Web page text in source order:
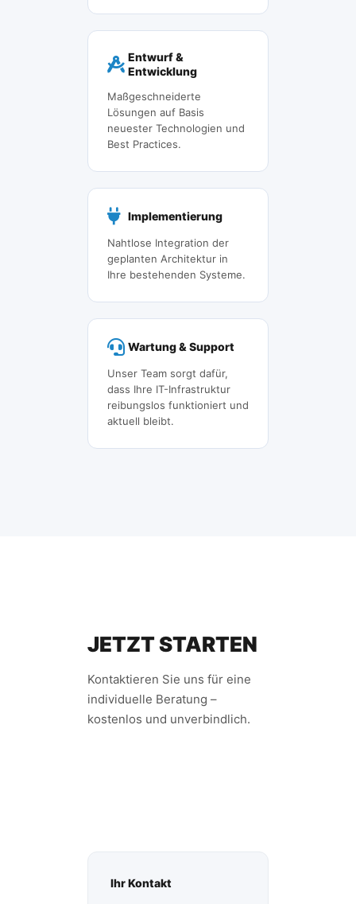
Entwurf &
Entwicklung
Maßgeschneiderte
Lösungen auf Basis
neuester Technologien und
Best Practices.
Implementierung
Nahtlose Integration der
geplanten Architektur in
Ihre bestehenden Systeme.
Wartung & Support
Unser Team sorgt dafür,
dass Ihre IT-Infrastruktur
reibungslos funktioniert und
aktuell bleibt.
JETZT STARTEN
Kontaktieren Sie uns für eine
individuelle Beratung –
kostenlos und unverbindlich.
Ihr Kontakt